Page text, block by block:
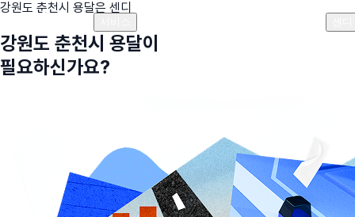
강원도 춘천시 용달은 센디
강원도 춘천시 용달이
필요하신가요?